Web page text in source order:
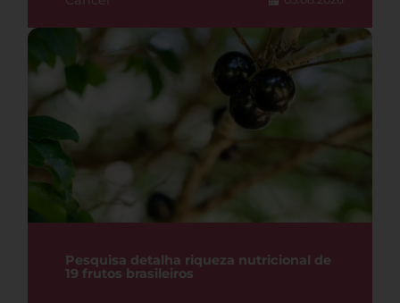
Pesquisa detalha riqueza nutricional de
19 frutos brasileiros